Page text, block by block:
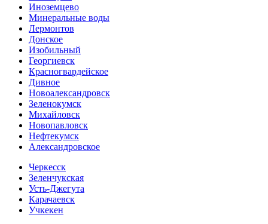
Иноземцево
Минеральные воды
Лермонтов
Донское
Изобильный
Георгиевск
Красногвардейское
Дивное
Новоалександровск
Зеленокумск
Михайловск
Новопавловск
Нефтекумск
Александровское
Черкесск
Зеленчукская
Усть-Джегута
Карачаевск
Учкекен